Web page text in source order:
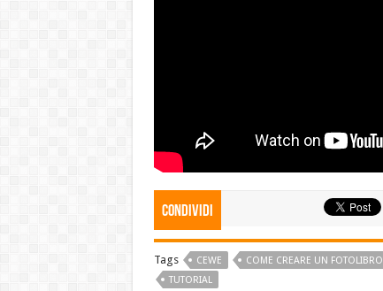
Condividi
Tags CEWE COME CREARE UN FOTOLIBRO
TUTORIAL